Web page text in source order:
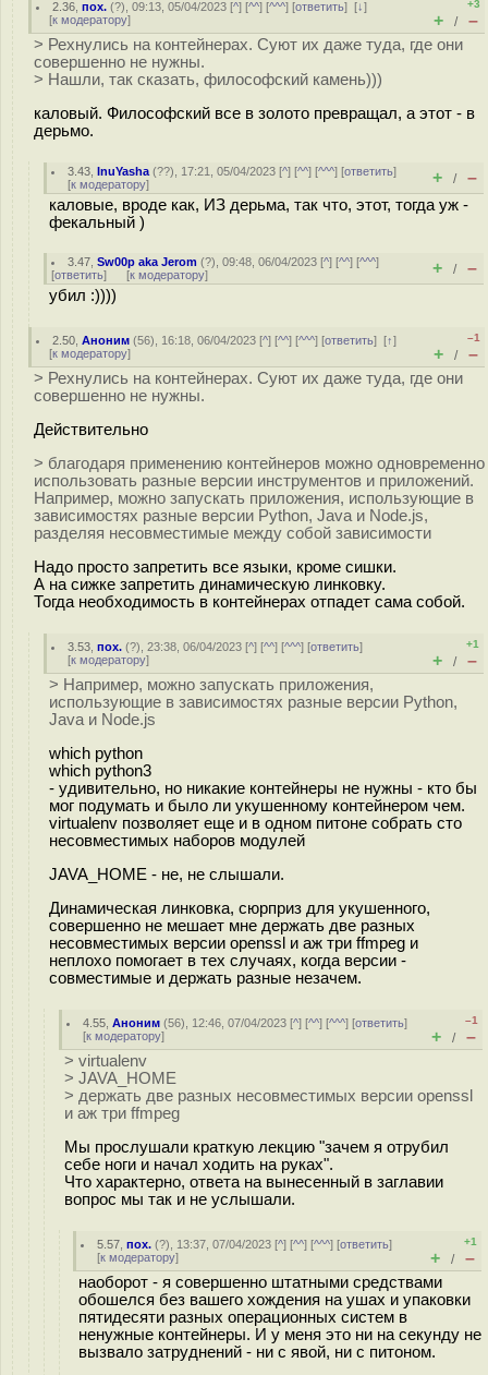
2.36 ,пох. (?), 09:13, 05/04/2023 [^] [^^] [^^^] [ответить][↓]
[к модератору]
+3
+ / –
> Рехнулись на контейнерах. Суют их даже туда, где они
совершенно не нужны.
> Нашли, так сказать, философский камень)))
каловый. Философский все в золото превращал, а этот - в
дерьмо.
3.43 ,InuYasha (??), 17:21, 05/04/2023 [^] [^^] [^^^] [ответить]
[к модератору] + / –
каловые, вроде как, ИЗ дерьма, так что, этот, тогда уж -
фекальный )
3.47 ,Sw00p aka Jerom (?), 09:48, 06/04/2023 [^] [^^] [^^^]
[ответить] [к модератору] + / –
убил :))))
2.50 ,Аноним (56), 16:18, 06/04/2023 [^] [^^] [^^^] [ответить][↑]
[к модератору]
–1
+ / –
> Рехнулись на контейнерах. Суют их даже туда, где они
совершенно не нужны.
Действительно
> благодаря применению контейнеров можно одновременно
использовать разные версии инструментов и приложений.
Например, можно запускать приложения, использующие в
зависимостях разные версии Python, Java и Node.js,
разделяя несовместимые между собой зависимости
Надо просто запретить все языки, кроме сишки.
А на сижке запретить динамическую линковку.
Тогда необходимость в контейнерах отпадет сама собой.
3.53 ,пох. (?), 23:38, 06/04/2023 [^] [^^] [^^^] [ответить]
[к модератору]
+1
+ / –
> Например, можно запускать приложения,
использующие в зависимостях разные версии Python,
Java и Node.js
which python
which python3
- удивительно, но никакие контейнеры не нужны - кто бы
мог подумать и было ли укушенному контейнером чем.
virtualenv позволяет еще и в одном питоне собрать сто
несовместимых наборов модулей
JAVA_HOME - не, не слышали.
Динамическая линковка, сюрприз для укушенного,
совершенно не мешает мне держать две разных
несовместимых версии openssl и аж три ffmpeg и
неплохо помогает в тех случаях, когда версии -
совместимые и держать разные незачем.
4.55 ,Аноним (56), 12:46, 07/04/2023 [^] [^^] [^^^] [ответить]
[к модератору]
–1
+ / –
> virtualenv
> JAVA_HOME
> держать две разных несовместимых версии openssl
и аж три ffmpeg
Мы прослушали краткую лекцию "зачем я отрубил
себе ноги и начал ходить на руках".
Что характерно, ответа на вынесенный в заглавии
вопрос мы так и не услышали.
5.57 ,пох. (?), 13:37, 07/04/2023 [^] [^^] [^^^] [ответить]
[к модератору]
+1
+ / –
наоборот - я совершенно штатными средствами
обошелся без вашего хождения на ушах и упаковки
пятидесяти разных операционных систем в
ненужные контейнеры. И у меня это ни на секунду не
вызвало затруднений - ни с явой, ни с питоном.